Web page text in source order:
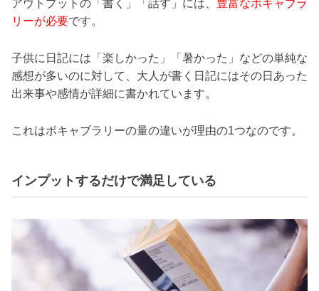
アウトプットの「書く」「話す」には、 豊富なボキャブラ
リーが必要です。
子供に日記には「楽しかった」「暑かった」などの単純な
感想が多いのに対して、大人が書く日記にはその日あった
出来事や感情が詳細に書かれています。
これはボキャブラリーの量の違いが理由の1つなのです。
インプットするだけで満足している